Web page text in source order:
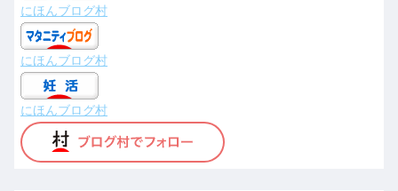
にほんブログ村
にほんブログ村
にほんブログ村